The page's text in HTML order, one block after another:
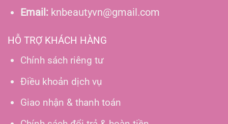
Email:knbeautyvn@gmail.com
HỖ TRỢ KHÁCH HÀNG
Chính sách riêng tư
Điều khoản dịch vụ
Giao nhận & thanh toán